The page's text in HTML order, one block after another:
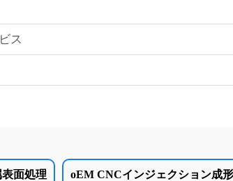
ス
面処理 oEM CNCインジェクション成